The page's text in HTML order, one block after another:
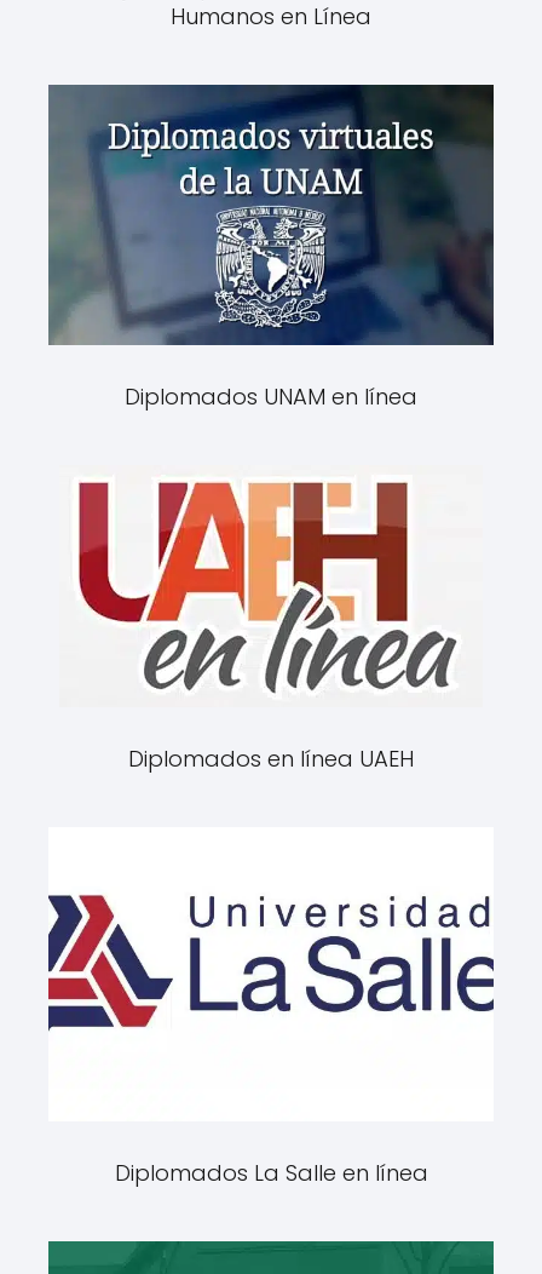
Humanos en Línea
Diplomados UNAM en línea
Diplomados en línea UAEH
Diplomados La Salle en línea